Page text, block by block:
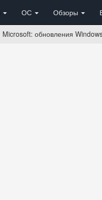
ОС Обзоры
Microsoft: обновления